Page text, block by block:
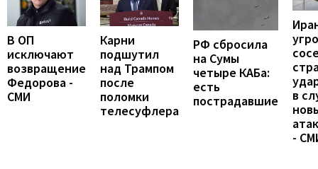
В ОП
исключают
возвращение
Федорова -
СМИ
Карни
подшутил
над Трампом
после
поломки
телесуфлера
РФ сбросила
на Сумы
четыре КАБа:
есть
пострадавшие
в
-